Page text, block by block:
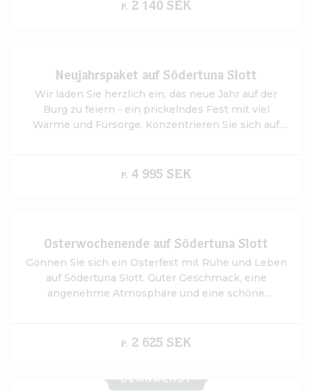
P. 2 140 SEK
Neujahrspaket auf Södertuna Slott
Wir laden Sie herzlich ein, das neue Jahr auf der
Burg zu feiern - ein prickelndes Fest mit viel
Wärme und Fürsorge. Konzentrieren Sie sich auf
Jahres.
P. 4 995 SEK
Osterwochenende auf Södertuna Slott
Gönnen Sie sich ein Osterfest mit Ruhe und Leben
auf Södertuna Slott. Guter Geschmack, eine
angenehme Atmosphäre und eine schöne
Erholen und Erleben ein. Checken Sie in der
Osternacht ein und lassen Sie sich von uns mit der
Möglichkeiten.
P. 2 625 SEK
DEMNÄCHST